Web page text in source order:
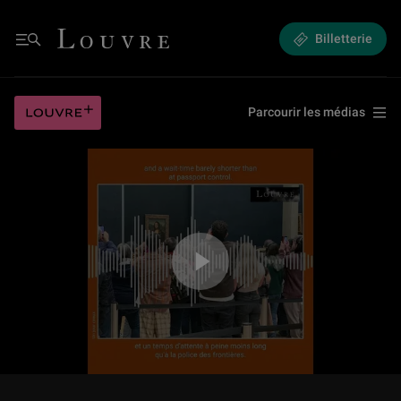
Menu
Louvre - Retour à l'accueil Billetterie
Parcourir les médias
Jouer la vidéo Mon Louvre par Antoine Compagnon : Un jour creux